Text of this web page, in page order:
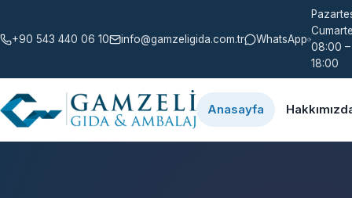
+90 543 440 06 10 info@gamzeligida.com.tr WhatsApp
08:00 –
18:00
Anasayfa